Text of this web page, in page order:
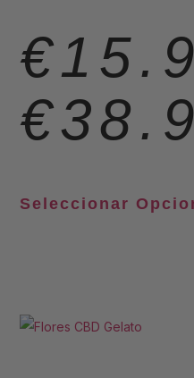
€
€
Seleccionar